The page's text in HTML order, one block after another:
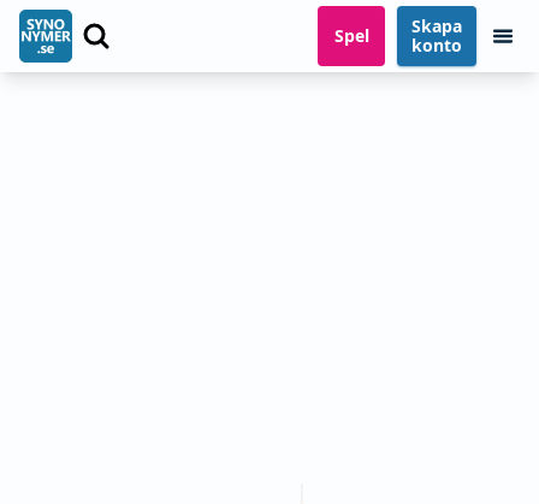
Spel
Skapa
konto